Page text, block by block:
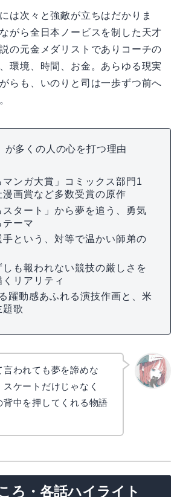
は次々と強敵が立ちはだかりま
がら全日本ノービスを制した天才
の元金メダリストでありコーチの
境、時間、お金。あらゆる現実
らも、いのりと司は一歩ずつ前へ
が多くの人の心を打つ理由
マンガ大賞」コミックス部門1
漫画賞など多数受賞の原作
スタート」から夢を追う、勇気
テーマ
手という、対等で温かい師弟の
しも報われない競技の厳しさを
リアリティ
躍動感あふれる演技作画と、米
題歌
言われても夢を諦めな
ケートだけじゃなく
中を押してくれる物語
ろ・各話ハイライト